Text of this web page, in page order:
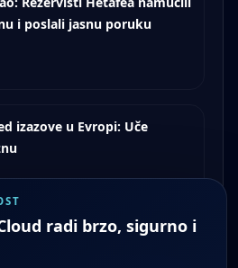
i poslali jasnu poruku
izazove u Evropi: Uče
radi brzo, sigurno i